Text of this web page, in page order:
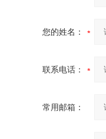
您的姓名：
联系电话：
常用邮箱：